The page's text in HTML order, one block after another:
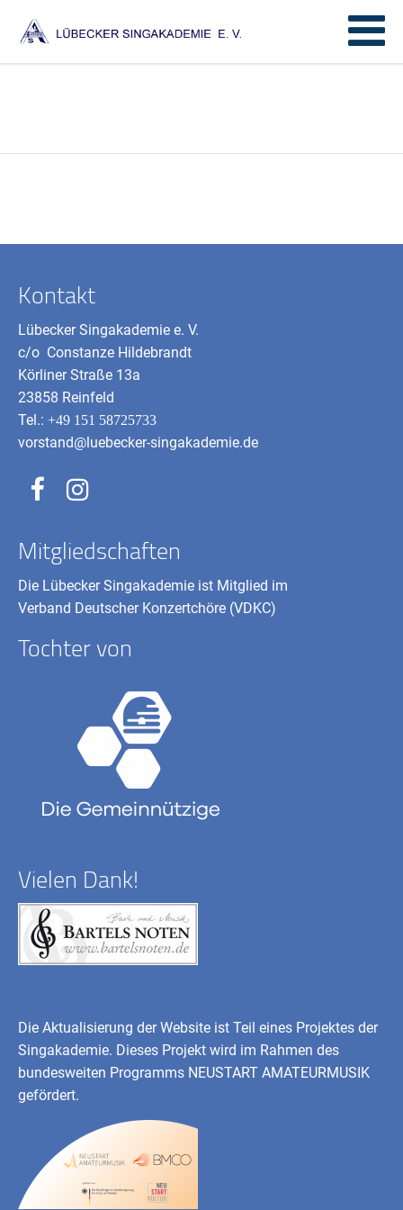
Kontakt
Lübecker Singakademie e. V.
c/o Constanze Hildebrandt
Körliner Straße 13a
23858 Reinfeld
Tel.:+49 151 58725733
vorstand@luebecker-singakademie.de
Mitgliedschaften
Die Lübecker Singakademie ist Mitglied im
Verband Deutscher Konzertchöre (VDKC)
Tochter von
Vielen Dank!
Die Aktualisierung der Website ist Teil eines Projektes der
Singakademie. Dieses Projekt wird im Rahmen des
bundesweiten Programms NEUSTART AMATEURMUSIK
gefördert.